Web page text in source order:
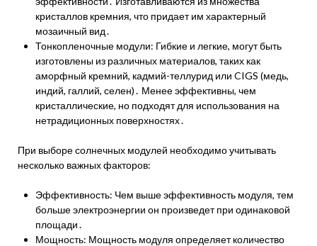
кристаллов кремния, что придает им характерный
мозаичный вид․
Тонкопленочные модули: Гибкие и легкие, могут быть
изготовлены из различных материалов, таких как
аморфный кремний, кадмий-теллурид или CIGS (медь,
индий, галлий, селен)․ Менее эффективны, чем
кристаллические, но подходят для использования на
нетрадиционных поверхностях․
При выборе солнечных модулей необходимо учитывать
несколько важных факторов:
Эффективность: Чем выше эффективность модуля, тем
больше электроэнергии он произведет при одинаковой
площади․
Мощность: Мощность модуля определяет количество